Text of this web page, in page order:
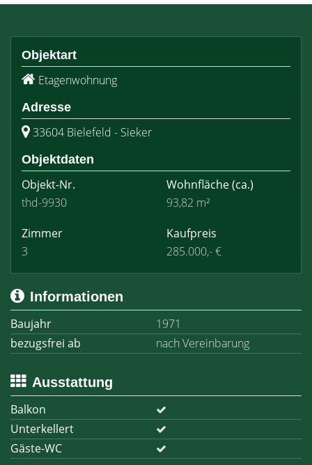
Objektart
Etagenwohnung
Adresse
33604 Bielefeld - Sieker
Objektdaten
Objekt-Nr.
thd-9930
Wohnfläche(ca.)
93,82 m²
Zimmer
3
Kaufpreis
285.000,- €
Informationen
Baujahr
1971
bezugsfrei ab
nach Vereinbarung
Ausstattung
Balkon
Unterkellert
Gäste-WC